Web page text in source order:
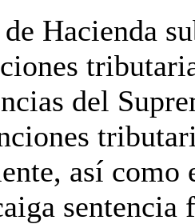
Hacienda
del
así
sentencia